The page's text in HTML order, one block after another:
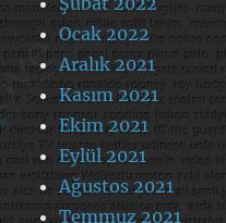
Ocak 2022
Aralık 2021
Kasım 2021
Ekim 2021
Eylül 2021
Ağustos 2021
Temmuz 2021